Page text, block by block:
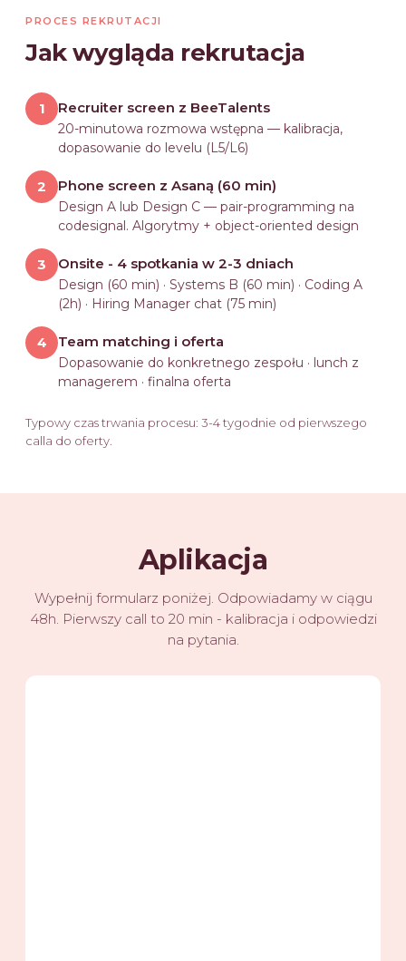
PROCES REKRUTACJI
Jak wygląda rekrutacja
1 Recruiter screen z BeeTalents
20-minutowa rozmowa wstępna — kalibracja,
dopasowanie do levelu (L5/L6)
2 Phone screen z Asaną (60 min)
Design A lub Design C — pair-programming na
codesignal. Algorytmy + object-oriented design
3 Onsite - 4 spotkania w 2-3 dniach
Design (60 min) · Systems B (60 min) · Coding A
(2h) · Hiring Manager chat (75 min)
4 Team matching i oferta
Dopasowanie do konkretnego zespołu · lunch z
managerem · finalna oferta
Typowy czas trwania procesu: 3-4 tygodnie od pierwszego
calla do oferty.
Aplikacja
Wypełnij formularz poniżej. Odpowiadamy w ciągu
48h. Pierwszy call to 20 min - kalibracja i odpowiedzi
na pytania.